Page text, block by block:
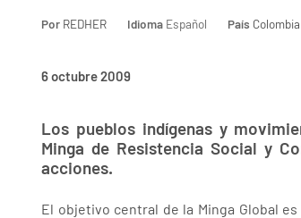
Por REDHER Idioma Español País Colombia
6 octubre 2009
Los pueblos indígenas y
Minga de Resistencia Social y
acciones.
El objetivo central de la Minga Global